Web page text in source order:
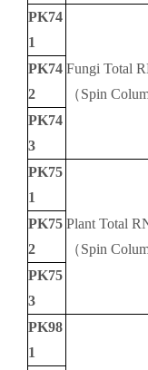
PK74
1
Fungi Total
（Spin
PK74
2
PK74
3
PK75
1
Plant Total
（Spin
PK75
2
PK75
3
PK98
1